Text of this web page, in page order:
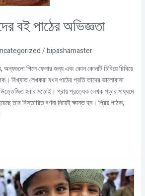
বই পাঠের অভিজ্ঞতা
/bipashamaster
গিলে ফেলার জন্য এবং কোন কোনটি চিবিয়ে চিবিয়ে
বিখ্যাত লেখকরা যখন পাঠের প্রতি তাদের ভালোবাসা
উত্তেজিত হবার মতোই। প্রায় প্রত্যেক লেখক পড়ার মাধ্যমে
তার বিস্তারিত বর্ণনা দিয়েই ক্ষান্ত হন। প্রিয় পাঠক,